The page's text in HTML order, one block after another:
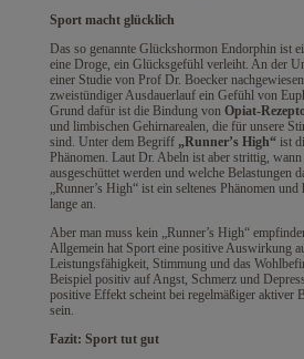
Sport macht glücklich
Das so genannte Glückshormon Endorphin ist
eine Droge, ein Glücksgefühl verleiht. An der
einer Studie von Prof Dr. Boecker
zweistündiger Ausdauerlauf ein Gefühl von
Grund dafür ist die Bindung von Opiat-
und limbischen Gehirnarealen, die für unsere
sind. Unter dem Begriff„Runner’s High“ist
Phänomen. Laut Dr. Abeln ist aber strittig,
ausgeschüttet werden und welche Belastungen
„Runner’s High“ ist ein seltenes Phänomen
lange an.
Aber man muss kein „Runner’s High“
Allgemein hat Sport eine positive Auswirkung
Leistungsfähigkeit, Stimmung und das
Beispiel positiv auf Angst, Schmerz und
positive Effekt scheint bei regelmäßiger aktiver
sein.
Fazit: Sport tut gut